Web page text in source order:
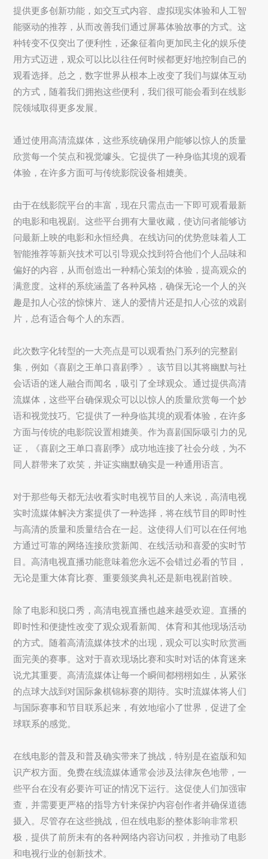
提供更多创新功能，如交互式内容、虚拟现实体验和人工智
能驱动的推荐，从而改善我们通过屏幕体验故事的方式。这
种转变不仅突出了便利性，还象征着向更加民主化的娱乐使
用方式迈进，观众可以比以往任何时候都更好地控制自己的
观看选择。总之，数字世界从根本上改变了我们与媒体互动
的方式，随着我们拥抱这些便利，我们很可能会看到在线影
院领域取得更多发展。
通过使用高清流媒体，这些系统确保用户能够以惊人的质量
欣赏每一个笑点和视觉噱头。它提供了一种身临其境的观看
体验，在许多方面可与传统影院设备相媲美。
由于在线影院平台的丰富，现在只需点击一下即可观看最新
的电影和电视剧。这些平台拥有大量收藏，使访问者能够访
问最新上映的电影和永恒经典。在线访问的优势意味着人工
智能推荐等新兴技术可以引导观众找到符合他们个人品味和
偏好的内容，从而创造出一种精心策划的体验，提高观众的
满意度。这样的系统涵盖了各种风格，确保无论一个人的兴
趣是扣人心弦的惊悚片、迷人的爱情片还是扣人心弦的戏剧
片，总有适合每个人的东西。
此次数字化转型的一大亮点是可以观看热门系列的完整剧
集，例如《喜剧之王单口喜剧季》。该节目以其将幽默与社
会话语的迷人融合而闻名，吸引了全球观众。通过提供高清
流媒体，这些平台确保观众可以以惊人的质量欣赏每一个妙
语和视觉技巧。它提供了一种身临其境的观看体验，在许多
方面与传统的电影院设置相媲美。作为喜剧国际吸引力的见
证，《喜剧之王单口喜剧季》成功地连接了社会分歧，为不
同人群带来了欢笑，并证实幽默确实是一种通用语言。
对于那些每天都无法收看实时电视节目的人来说，高清电视
实时流媒体解决方案提供了一种选择，将在线节目的即时性
与高清的质量和质量结合在一起。这使得人们可以在任何地
方通过可靠的网络连接欣赏新闻、在线活动和喜爱的实时节
目。高清电视直播功能意味着您永远不会错过必看的节目，
无论是重大体育比赛、重要颁奖典礼还是新电视剧首映。
除了电影和脱口秀，高清电视直播也越来越受欢迎。直播的
即时性和便捷性改变了观众观看新闻、体育和其他现场活动
的方式。随着高清流媒体技术的出现，观众可以实时欣赏画
面完美的赛事。这对于喜欢现场比赛和实时对话的体育迷来
说尤其重要。高清流媒体让每一个瞬间都栩栩如生，从紧张
的点球大战到对国际象棋锦标赛的期待。实时流媒体将人们
与国际赛事和节目联系起来，有效地缩小了世界，促进了全
球联系的感觉。
在线电影的普及和普及确实带来了挑战，特别是在盗版和知
识产权方面。免费在线流媒体通常会涉及法律灰色地带，一
些平台在没有必要许可证的情况下运行。这促使人们加强审
查，并需要更严格的指导方针来保护内容创作者并确保道德
摄入。尽管存在这些挑战，但在线电影的整体影响非常积
极，提供了前所未有的各种网络内容访问权，并推动了电影
和电视行业的创新技术。